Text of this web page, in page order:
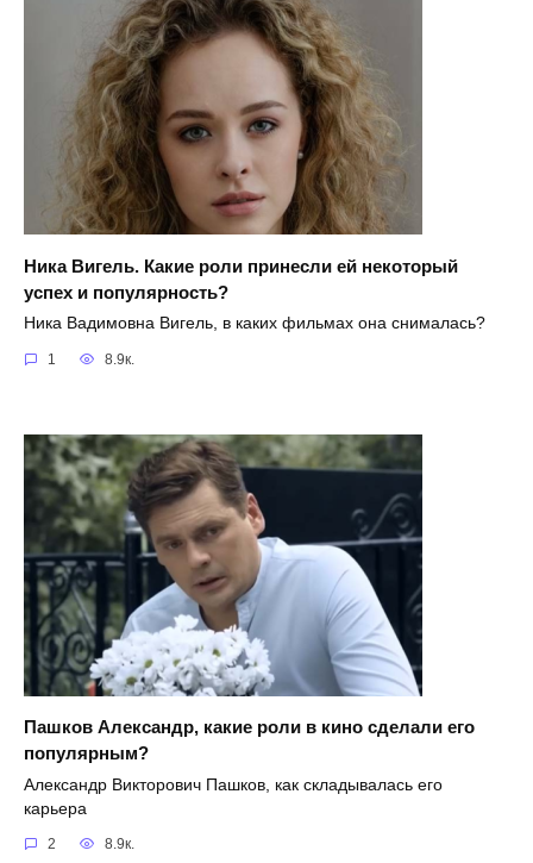
Ника Вигель. Какие роли принесли ей некоторый
успех и популярность?
Ника Вадимовна Вигель, в каких фильмах она снималась?
1 8.9к.
Пашков Александр, какие роли в кино сделали его
популярным?
Александр Викторович Пашков, как складывалась его
карьера
2 8.9к.